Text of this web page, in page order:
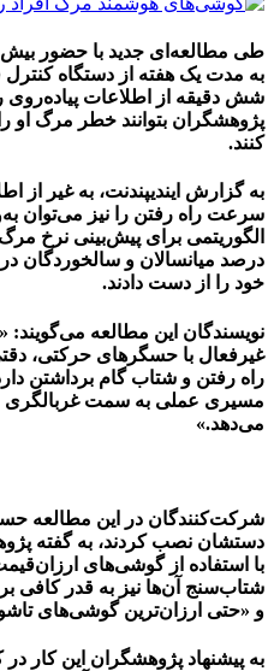
به مدت یک هفته از دستگاه کنترل
شش دقیقه از اطلاعات پیاده‌روی
پژوهشگران بتوانند خطر مرگ او
کنند.
به گزارش ایندیپندنت، به غیر از
سرعت راه رفتن را نیز می‌توان
درصد میانسالان و سالخوردگان
خود را از دست دادند.
نویسندگان این مطالعه
غیرفعال با حسگرهای حرکتی،
راه رفتن و شتاب گام برداشتن
مسیری عملی به سمت غربالگری
می‌دهد.»
شرکت‌کنندگان در این مطالعه
دستشان نصب کردند، به گفته
با استفاده از گوشی‌های
شتاب‌سنج آن‌ها نیز به قدر کافی
و «حتی ارزان‌ترین گوشی‌های
به پیشنهاد پژوهشگران این کار